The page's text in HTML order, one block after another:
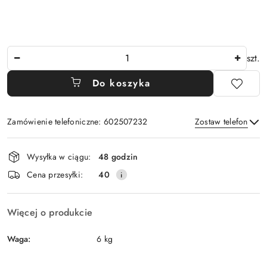
szt.
Do koszyka
Zamówienie telefoniczne: 602507232 Zostaw telefon
Wyślij
Dostępność
i
dostawa
Wysyłka w ciągu:
48 godzin
Cena przesyłki:
40
Więcej o produkcie
Waga: 6 kg